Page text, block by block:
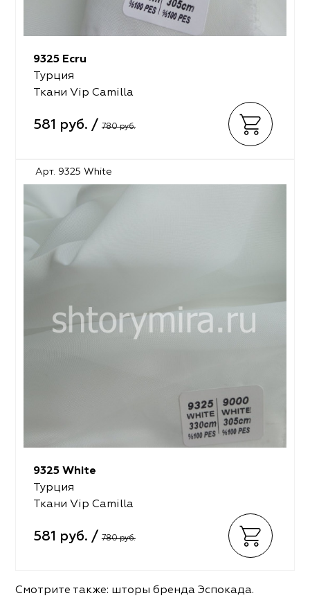
9325 Ecru
Турция
Ткани Vip Camilla
581 руб. / 780 руб.
Арт. 9325 White
9325 White
Турция
Ткани Vip Camilla
581 руб. / 780 руб.
Смотрите также: шторы бренда Эспокада.